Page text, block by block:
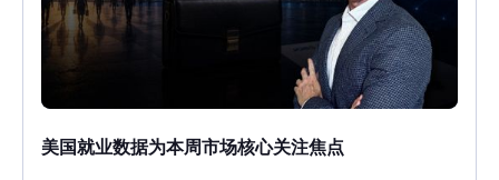
美国就业数据为本周市场核心关注焦点